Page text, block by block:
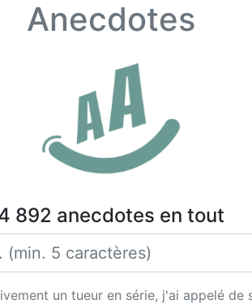
Anecdotes
892 anecdotes en tout
un tueur en série, j'ai appelé